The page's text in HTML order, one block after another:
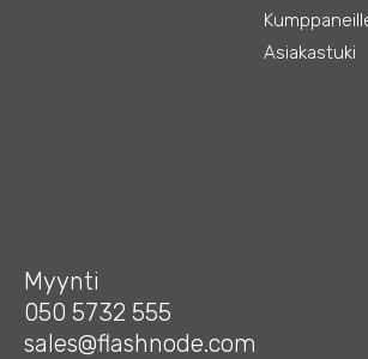
Asiakastuki
Myynti
050 5732 555
sales@flashnode.com